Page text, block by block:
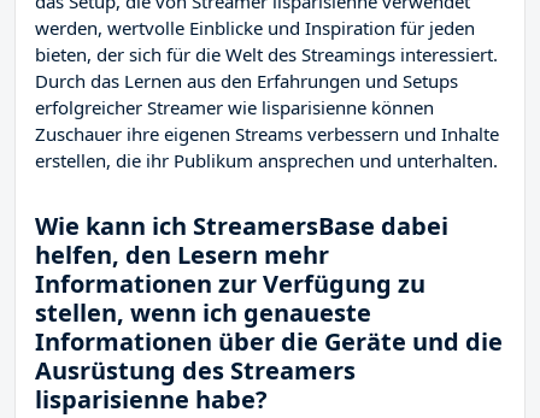
werden, wertvolle Einblicke und Inspiration für jeden
bieten, der sich für die Welt des Streamings interessiert.
Durch das Lernen aus den Erfahrungen und Setups
erfolgreicher Streamer wie lisparisienne können
Zuschauer ihre eigenen Streams verbessern und Inhalte
erstellen, die ihr Publikum ansprechen und unterhalten.
Wie kann ich StreamersBase dabei
helfen, den Lesern mehr
Informationen zur Verfügung zu
stellen, wenn ich genaueste
Informationen über die Geräte und die
Ausrüstung des Streamers
lisparisienne habe?